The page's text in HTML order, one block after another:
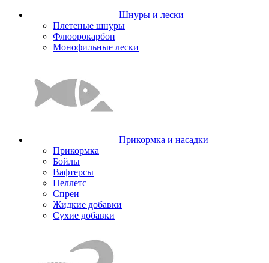
Шнуры и лески
Плетеные шнуры
Флюорокарбон
Монофильные лески
Прикормка и насадки
Прикормка
Бойлы
Вафтерсы
Пеллетс
Спреи
Жидкие добавки
Сухие добавки